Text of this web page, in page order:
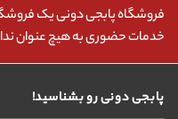
فروشگاه پابجی دونی یک
خدمات حضوری به هیچ عنوان
پابجی دونی رو بشناسید!